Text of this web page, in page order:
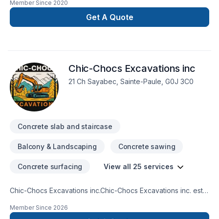
Member Since 2020
Get A Quote
Chic-Chocs Excavations inc
21 Ch Sayabec, Sainte-Paule, G0J 3C0
Concrete slab and staircase
Balcony & Landscaping Concrete sawing
Concrete surfacing View all 25 services
Chic-Chocs Excavations inc.Chic-Chocs Excavations inc. est
services professionnels pour les projets résidentiels,
Member Since 2026